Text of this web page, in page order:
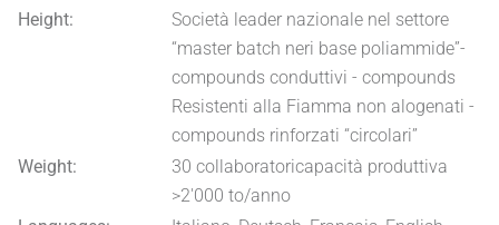
Height:
Società leader nazionale nel settore
“master batch neri base poliammide”-
compounds conduttivi - compounds
Resistenti alla Fiamma non alogenati -
compounds rinforzati “circolari”
Weight:
30 collaboratoricapacità produttiva
>2'000 to/anno